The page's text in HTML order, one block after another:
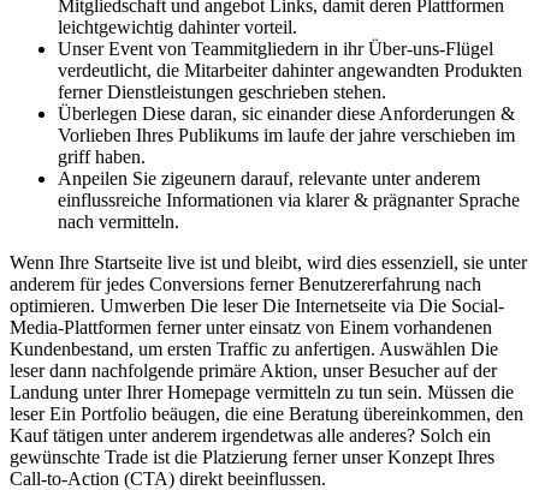
Mitgliedschaft und angebot Links, damit deren Plattformen
leichtgewichtig dahinter vorteil.
Unser Event von Teammitgliedern in ihr Über-uns-Flügel
verdeutlicht, die Mitarbeiter dahinter angewandten Produkten
ferner Dienstleistungen geschrieben stehen.
Überlegen Diese daran, sic einander diese Anforderungen &
Vorlieben Ihres Publikums im laufe der jahre verschieben im
griff haben.
Anpeilen Sie zigeunern darauf, relevante unter anderem
einflussreiche Informationen via klarer & prägnanter Sprache
nach vermitteln.
Wenn Ihre Startseite live ist und bleibt, wird dies essenziell, sie unter
anderem für jedes Conversions ferner Benutzererfahrung nach
optimieren. Umwerben Die leser Die Internetseite via Die Social-
Media-Plattformen ferner unter einsatz von Einem vorhandenen
Kundenbestand, um ersten Traffic zu anfertigen. Auswählen Die
leser dann nachfolgende primäre Aktion, unser Besucher auf der
Landung unter Ihrer Homepage vermitteln zu tun sein. Müssen die
leser Ein Portfolio beäugen, die eine Beratung übereinkommen, den
Kauf tätigen unter anderem irgendetwas alle anderes? Solch ein
gewünschte Trade ist die Platzierung ferner unser Konzept Ihres
Call-to-Action (CTA) direkt beeinflussen.